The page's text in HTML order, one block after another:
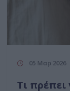
05 Μαρ 2026
Τι πρέπει